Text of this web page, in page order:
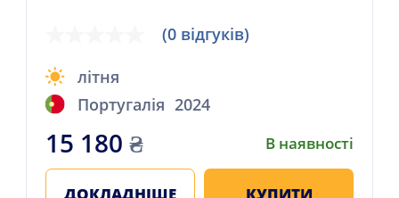
(0 відгуків)
літня
Португалія 2024
15 180 ₴ В наявності
ДОКЛАДНІШЕ КУПИТИ